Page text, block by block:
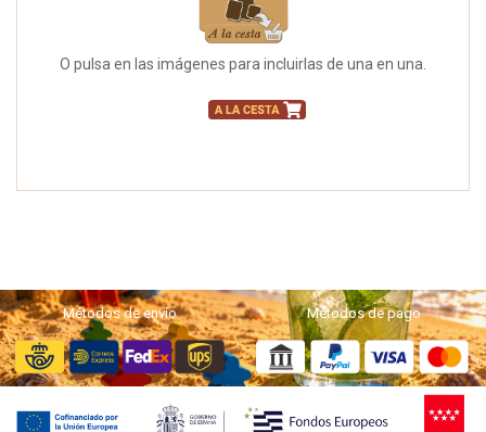
O pulsa en las imágenes para incluirlas de una en una.
Métodos de envío Métodos de pago